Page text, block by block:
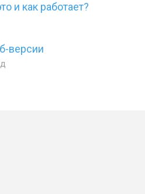
и как работает?
версии